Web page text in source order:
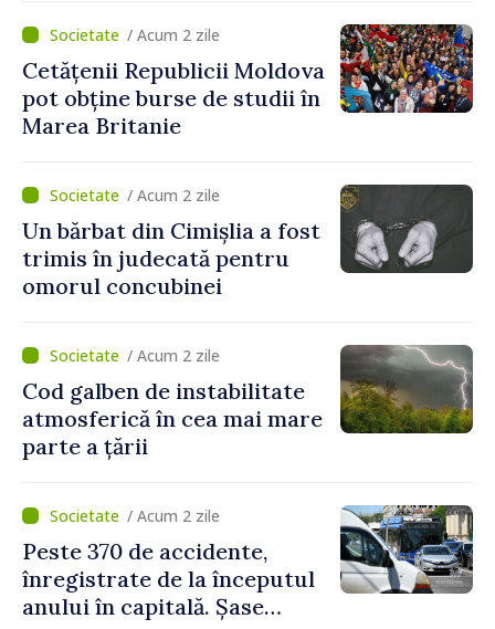
/ Acum 2 zile
Cetățenii Republicii Moldova
pot obține burse de studii în
Marea Britanie
/ Acum 2 zile
Un bărbat din Cimișlia a fost
trimis în judecată pentru
omorul concubinei
/ Acum 2 zile
Cod galben de instabilitate
atmosferică în cea mai mare
parte a țării
/ Acum 2 zile
Peste 370 de accidente,
înregistrate de la începutul
anului în capitală. Șase